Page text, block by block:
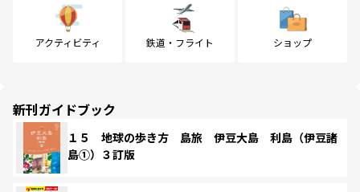
アクティビティ 鉄道・フライト ショップ
新刊ガイドブック
１５ 地球の歩き方 島旅 伊豆大島 利島（伊豆諸
島①）３訂版